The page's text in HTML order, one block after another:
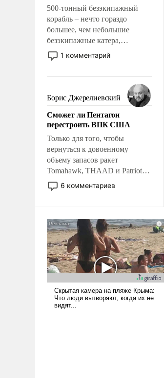
500-тонный безэкипажный
корабль – нечто гораздо
большее, чем небольшие
безэкипажные катера,
применение которых уже
стало обыденностью. Задача по
сложна и амбициозна. Однако
и ее реализация радикально
поднимет наши боевые
возможности.
1 комментарий
Борис Джерелиевский
Сможет ли Пентагон
перестроить ВПК США
Только для того, чтобы
вернуться к довоенному
объему запасов ракет
Tomahawk, THAAD и Patriot
США потребуется более трех
лет. Даже небольшая война с
Сложившаяся ситуация
означает многолетний период
уязвимости США, например,
перед Китаем.
6 комментариев